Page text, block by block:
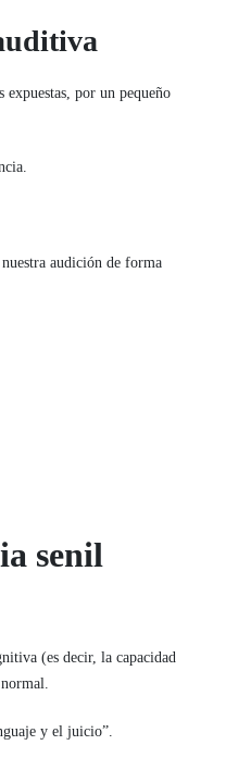
expuestas, por un pequeño
audición de forma
senil
(es decir, la capacidad
y el juicio”.